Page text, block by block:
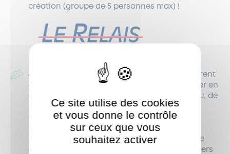
création (groupe de 5 personnes max) !
Jardins familiaux de Garches
: chaque adhérent
de l’association s’engage à gérer son potager en
étant très respectueux du sol, de l’air, de l’eau, de
l’environnement. Le site participe aux efforts
collectifs de protection de la nature : il est
Établissement Refuge de la Ligue pour la
Protection des Oiseaux depuis 2017 et dispose
d’un rucher exploité par le groupe des jardiniers
ShareThis est désactivé.
Ce site utilise des cookies
et vous donne le contrôle
sur ceux que vous
souhaitez activer